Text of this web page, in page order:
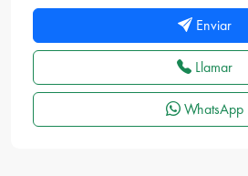
Enviar
Llamar
WhatsApp